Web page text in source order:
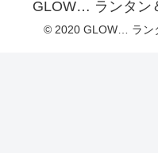
GLOW… ランタン
© 2020 GLOW… ラン